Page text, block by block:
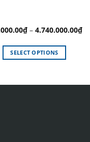
₫ – 4.740.000.00₫
SELECT OPTIONS
has